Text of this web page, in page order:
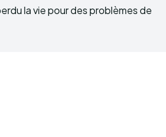
la vie pour des problèmes de